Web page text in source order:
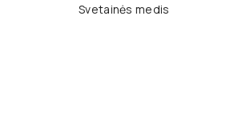
Svetainės medis